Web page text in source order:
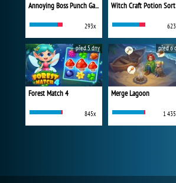
Annoying Boss Punch Game
293x
Witch Craft Potion Sort
Forest Match 4
845x
před 5 dny
Merge Lagoon
1
před 6